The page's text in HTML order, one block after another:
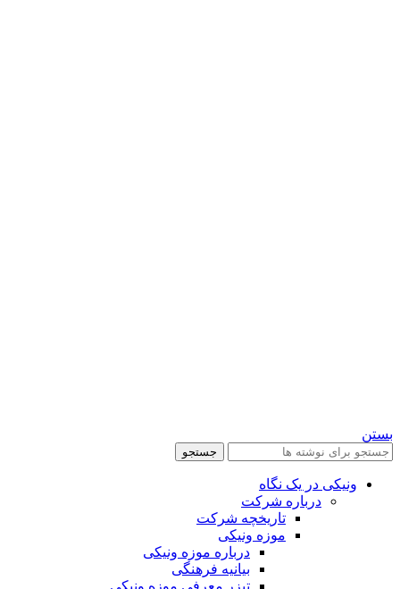
بستن
جستجو
ونیکی در یک نگاه
درباره شرکت
تاریخچه شرکت
موزه ونیکی
درباره موزه ونیکی
بیانیه فرهنگی
تیزر معرفی موزه ونیکی